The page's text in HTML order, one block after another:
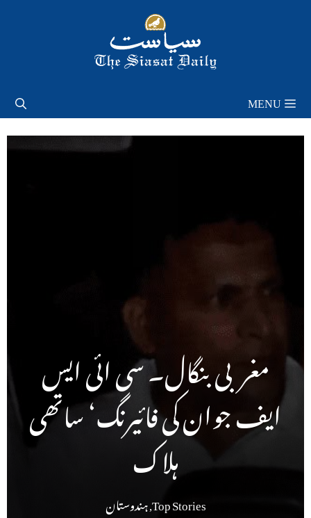
MENU
مغربی بنگال۔ سی ائی ایس
ایف جوان کی فائیرنگ‘ ساتھی
ہلاک
Top Stories
,ہندوستان